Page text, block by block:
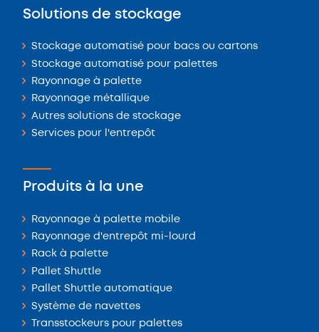
Solutions de stockage
Stockage automatisé pour bacs ou cartons
Stockage automatisé pour palettes
Rayonnage à palette
Rayonnage métallique
Autres solutions de stockage
Services pour l'entrepôt
Produits à la une
Rayonnage à palette mobile
Rayonnage d'entrepôt mi-lourd
Rack à palette
Pallet Shuttle
Pallet Shuttle automatique
Système de navettes
Transstockeurs pour palettes